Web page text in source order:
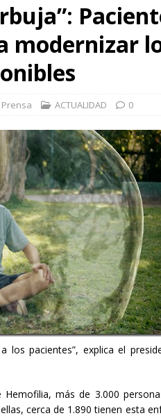
modernizar
Prensa ACTUALIDAD 0
los pacientes”, explica el
Hemofilia, más de 3.000
cerca de 1.890 tienen esta